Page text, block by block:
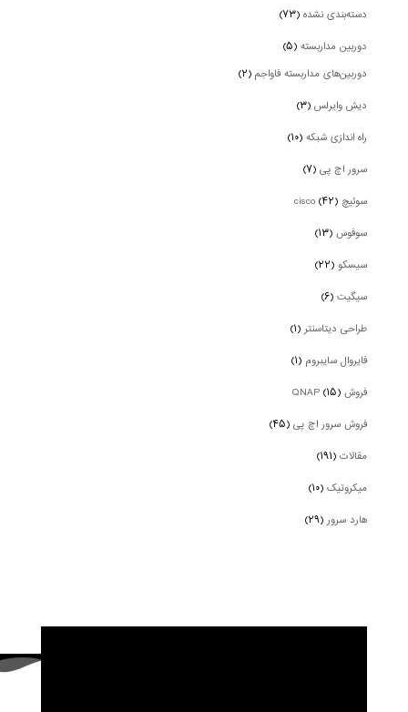
دسته‌بندی نشده(۷۳)
دوربین‌ مداربسته(۵)
دوربین‌های مداربسته فاواجم(۲)
دیش وایرلس(۳)
راه اندازی شبکه(۱۰)
سرور اچ پی(۷)
سوئیچ cisco (۴۲)
سوفوس(۱۳)
سیسکو(۲۲)
سیگیت(۶)
طراحی دیتاسنتر(۱)
فایروال سایبروم (۱)
فروش QNAP (۱۵)
فروش سرور اچ پی(۴۵)
مقالات(۱۹۱)
میکروتیک(۱۰)
هارد سرور(۲۹)